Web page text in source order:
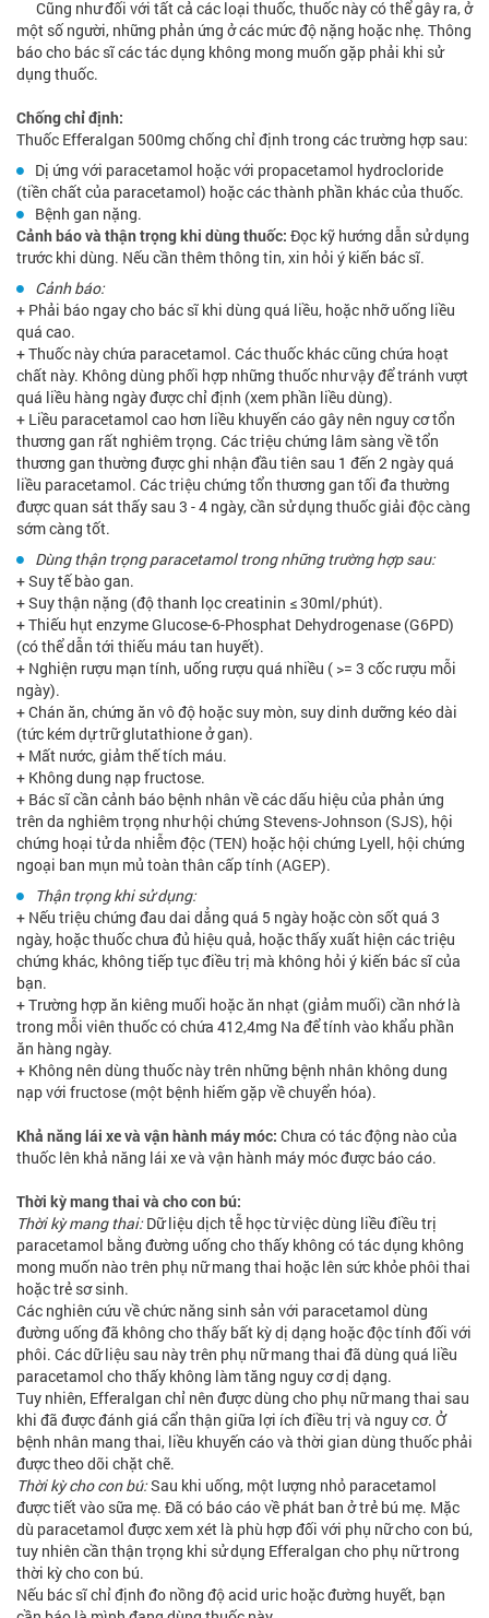
Cũng như đối với tất cả các loại thuốc, thuốc này có thể gây ra, ở
một số người, những phản ứng ở các mức độ nặng hoặc nhẹ. Thông
báo cho bác sĩ các tác dụng không mong muốn gặp phải khi sử
dụng thuốc.
Chống chỉ định:
Thuốc Efferalgan 500mg chống chỉ định trong các trường hợp sau:
Dị ứng với paracetamol hoặc với propacetamol hydrocloride
(tiền chất của paracetamol) hoặc các thành phần khác của thuốc.
Bệnh gan nặng.
Cảnh báo và thận trọng khi dùng thuốc: Đọc kỹ hướng dẫn sử dụng
trước khi dùng. Nếu cần thêm thông tin, xin hỏi ý kiến bác sĩ.
Cảnh báo:
+ Phải báo ngay cho bác sĩ khi dùng quá liều, hoặc nhỡ uống liều
quá cao.
+ Thuốc này chứa paracetamol. Các thuốc khác cũng chứa hoạt
chất này. Không dùng phối hợp những thuốc như vậy để tránh vượt
quá liều hàng ngày được chỉ định (xem phần liều dùng).
+ Liều paracetamol cao hơn liều khuyến cáo gây nên nguy cơ tổn
thương gan rất nghiêm trọng. Các triệu chứng lâm sàng về tổn
thương gan thường được ghi nhận đầu tiên sau 1 đến 2 ngày quá
liều paracetamol. Các triệu chứng tổn thương gan tối đa thường
được quan sát thấy sau 3 - 4 ngày, cần sử dụng thuốc giải độc càng
sớm càng tốt.
Dùng thận trọng paracetamol trong những trường hợp sau:
+ Suy tế bào gan.
+ Suy thận nặng (độ thanh lọc creatinin ≤ 30ml/phút).
+ Thiếu hụt enzyme Glucose-6-Phosphat Dehydrogenase (G6PD)
(có thể dẫn tới thiếu máu tan huyết).
+ Nghiện rượu mạn tính, uống rượu quá nhiều ( >= 3 cốc rượu mỗi
ngày).
+ Chán ăn, chứng ăn vô độ hoặc suy mòn, suy dinh dưỡng kéo dài
(tức kém dự trữ glutathione ở gan).
+ Mất nước, giảm thế tích máu.
+ Không dung nạp fructose.
+ Bác sĩ cần cảnh báo bệnh nhân về các dấu hiệu của phản ứng
trên da nghiêm trọng như hội chứng Stevens-Johnson (SJS), hội
chứng hoại tử da nhiễm độc (TEN) hoặc hội chứng Lyell, hội chứng
ngoại ban mụn mủ toàn thân cấp tính (AGEP).
Thận trọng khi sử dụng:
+ Nếu triệu chứng đau dai dẳng quá 5 ngày hoặc còn sốt quá 3
ngày, hoặc thuốc chưa đủ hiệu quả, hoặc thấy xuất hiện các triệu
chứng khác, không tiếp tục điều trị mà không hỏi ý kiến bác sĩ của
bạn.
+ Trường hợp ăn kiêng muối hoặc ăn nhạt (giảm muối) cần nhớ là
trong mỗi viên thuốc có chứa 412,4mg Na để tính vào khẩu phần
ăn hàng ngày.
+ Không nên dùng thuốc này trên những bệnh nhân không dung
nạp với fructose (một bệnh hiếm gặp về chuyển hóa).
Khả năng lái xe và vận hành máy móc: Chưa có tác động nào của
thuốc lên khả năng lái xe và vận hành máy móc được báo cáo.
Thời kỳ mang thai và cho con bú:
Thời kỳ mang thai: Dữ liệu dịch tễ học từ việc dùng liều điều trị
paracetamol bằng đường uống cho thấy không có tác dụng không
mong muốn nào trên phụ nữ mang thai hoặc lên sức khỏe phôi thai
hoặc trẻ sơ sinh.
Các nghiên cứu về chức năng sinh sản với paracetamol dùng
đường uống đã không cho thấy bất kỳ dị dạng hoặc độc tính đối với
phôi. Các dữ liệu sau này trên phụ nữ mang thai đã dùng quá liều
paracetamol cho thấy không làm tăng nguy cơ dị dạng.
Tuy nhiên, Efferalgan chỉ nên được dùng cho phụ nữ mang thai sau
khi đã được đánh giá cẩn thận giữa lợi ích điều trị và nguy cơ. Ở
bệnh nhân mang thai, liều khuyến cáo và thời gian dùng thuốc phải
được theo dõi chặt chẽ.
Thời kỳ cho con bú:Sau khi uống, một lượng nhỏ paracetamol
được tiết vào sữa mẹ. Đã có báo cáo về phát ban ở trẻ bú mẹ. Mặc
dù paracetamol được xem xét là phù hợp đối với phụ nữ cho con bú,
tuy nhiên cần thận trọng khi sử dụng Efferalgan cho phụ nữ trong
thời kỳ cho con bú.
Nếu bác sĩ chỉ định đo nồng độ acid uric hoặc đường huyết, bạn